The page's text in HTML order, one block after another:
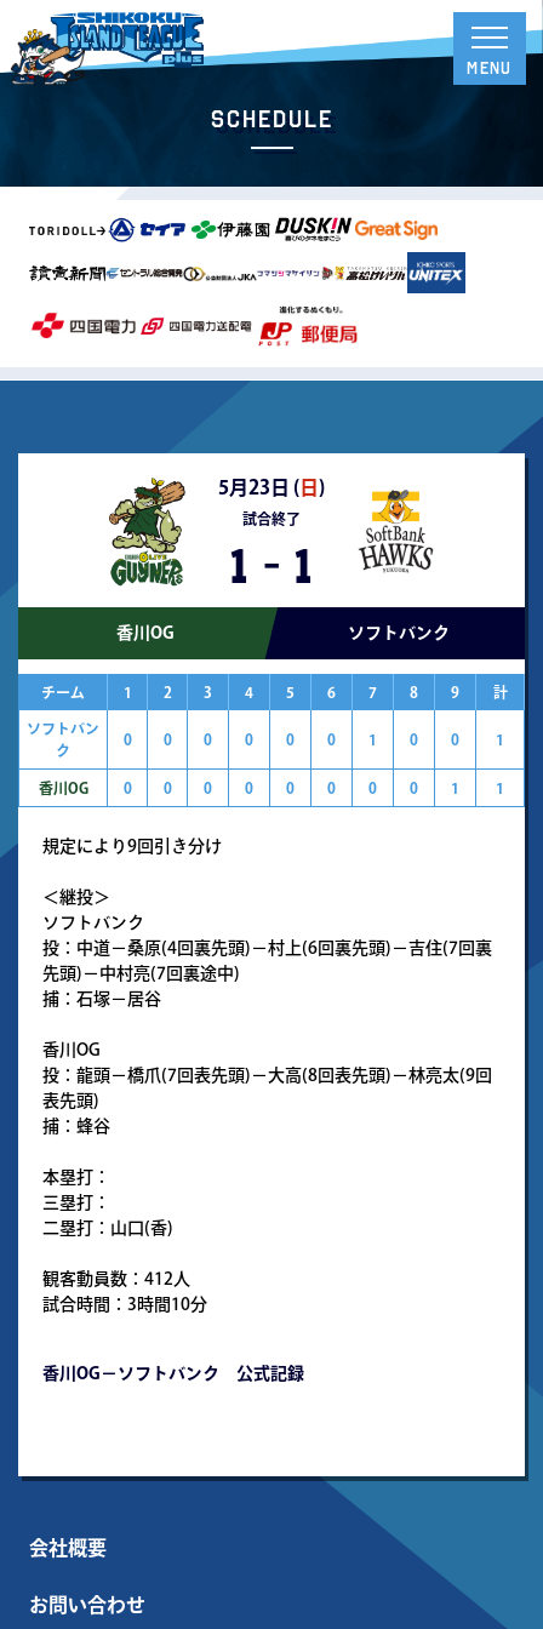
Schedule
5月23日 ( 日 )
試合終了
1 - 1
香川OG ソフトバンク
チーム 1 2 3 4 5 6 7 8 9 計
ソフトバン
ク
0 0 0 0 0 0 1 0 0 1
香川OG 0 0 0 0 0 0 0 0 1 1
規定により9回引き分け
＜継投＞
ソフトバンク
投：中道－桑原(4回裏先頭)－村上(6回裏先頭)－吉住(7回裏
先頭)－中村亮(7回裏途中)
捕：石塚－居谷
香川OG
投：龍頭－橋爪(7回表先頭)－大高(8回表先頭)－林亮太(9回
表先頭)
捕：蜂谷
本塁打：
三塁打：
二塁打：山口(香)
観客動員数：412人
試合時間：3時間10分
香川OG－ソフトバンク 公式記録
会社概要
お問い合わせ